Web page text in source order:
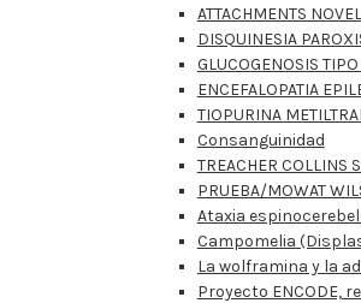
ATTACHMENTS
DISQUINESIA
GLUCOGENOSIS
ENCEFALOPATIA
TIOPURINA
Consanguinidad
TREACHER COLLINS
PRUEBA/MOWAT
Ataxia
Campomelia
La wolframina y la
Proyecto ENCODE,